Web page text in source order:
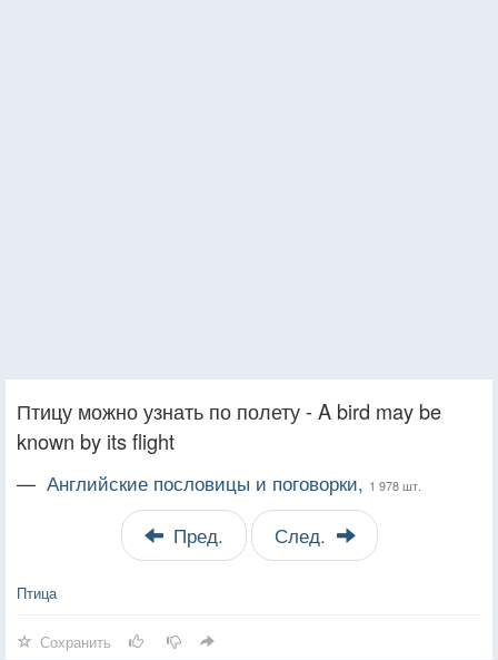
Птицу можно узнать по полету - A bird may be
known by its flight
— Английские пословицы и поговорки, 1 978 шт.
Пред. След.
Птица
Сохранить